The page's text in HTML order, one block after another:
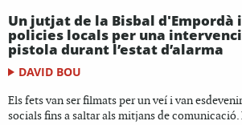
Un jutjat de la Bisbal d'Empordà
policies locals per una
pistola durant l’estat d’alarma
DAVID BOU
Els fets van ser filmats per un veí i van
socials fins a saltar als mitjans de